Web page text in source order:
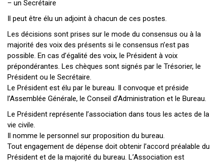
– un Secrétaire
Il peut être élu un adjoint à chacun de ces postes.
Les décisions sont prises sur le mode du consensus ou à la
majorité des voix des présents si le consensus n’est pas
possible. En cas d’égalité des voix, le Président à voix
prépondérantes. Les chèques sont signés par le Trésorier, le
Président ou le Secrétaire.
Le Président est élu par le bureau. Il convoque et préside
l’Assemblée Générale, le Conseil d’Administration et le Bureau.
Le Président représente l’association dans tous les actes de la
vie civile.
Il nomme le personnel sur proposition du bureau.
Tout engagement de dépense doit obtenir l’accord préalable du
Président et de la majorité du bureau. L’Association est